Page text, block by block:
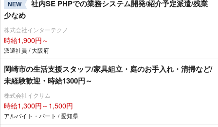
NEW
社内SE PHPでの業務システム開発/紹介予定派遣/残業
少なめ
株式会社インターテクノ
時給1,900円～
派遣社員 / 大阪府
岡崎市の生活支援スタッフ/家具組立・庭のお手入れ・清掃など/
未経験歓迎・時給1300円～
株式会社イクサム
時給1,300円～1,500円
アルバイト・パート / 愛知県